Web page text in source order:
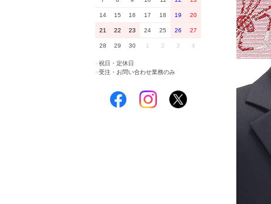
14 15 16 17 18 19 20
21 22 23 24 25 26 27
28 29 30 1 2 3 4
祝日・定休日
■受注・お問い合わせ業務のみ